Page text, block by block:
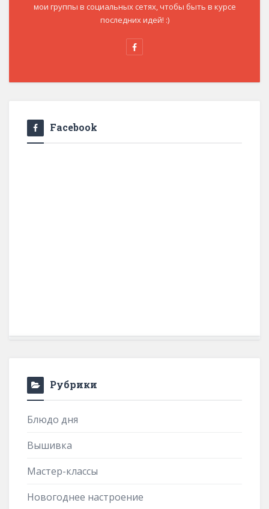
мои группы в социальных сетях, чтобы быть в курсе
последних идей! :)
Facebook
Рубрики
Блюдо дня
Вышивка
Мастер-классы
Новогоднее настроение